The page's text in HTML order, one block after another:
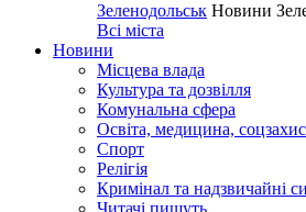
Зеленодольськ Новини
Всі міста
Новини
Місцева влада
Культура та дозвілля
Комунальна сфера
Освіта, медицина,
Спорт
Релігія
Кримінал та надзвичайні
Читачі пишуть